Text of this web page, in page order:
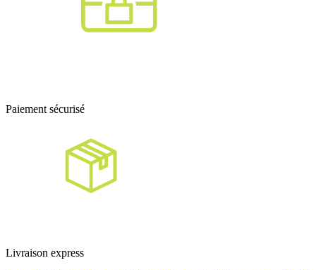
Paiement sécurisé
Livraison express